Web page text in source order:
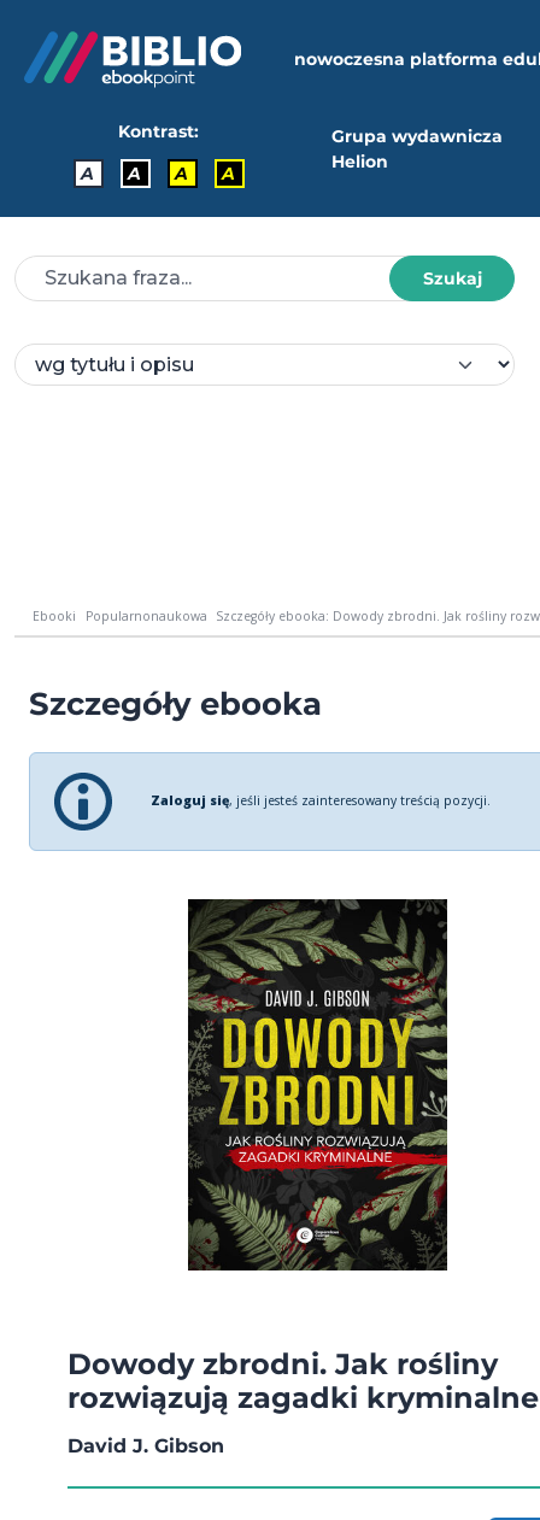
nowoczesna platforma
Kontrast:
A
A A A
Grupa wydawnicza
Helion
Szukaj
Ebooki Popularnonaukowa Szczegóły ebooka: Dowody zbrodni. Jak rośliny
Szczegóły ebooka
Zaloguj się, jeśli jesteś zainteresowany treścią pozycji.
Dowody zbrodni. Jak rośliny
rozwiązują zagadki kryminalne
David J. Gibson